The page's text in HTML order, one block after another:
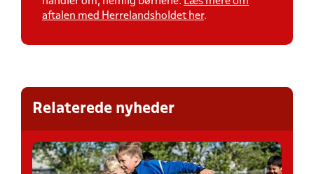
aftalen med Herrelandsholdet her.
Relaterede nyheder